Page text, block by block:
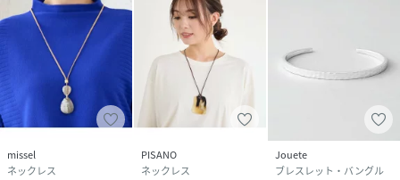
missel
ネックレス
PISANO
ネックレス
Jouete
ブレスレット・バングル